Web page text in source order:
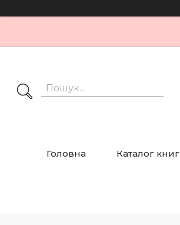
Головна Каталог книг